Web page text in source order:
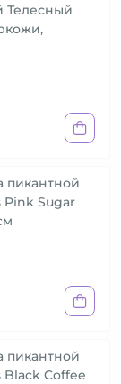
Телесный
пикантной
Sugar
пикантной
Coffee